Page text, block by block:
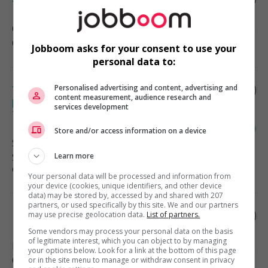
Ottawa
Comptabilité, finance et assurance
Travailleur social /travailleuse sociale
pour le programme d’aide aux employés
télétravail
Saint-Jérôme
Services sociaux, sciences sociales
et éducation
Planificateur financier
Laval, QC
Comptabilité, finance et assurance
Jobboom asks for your consent to use your
personal data to:
Personalised advertising and content, advertising and
content measurement, audience research and
services development
Store and/or access information on a device
Learn more
Your personal data will be processed and information from
your device (cookies, unique identifiers, and other device
data) may be stored by, accessed by and shared with 207
partners, or used specifically by this site. We and our partners
may use precise geolocation data. List of partners.
Some vendors may process your personal data on the basis
of legitimate interest, which you can object to by managing
your options below. Look for a link at the bottom of this page
or in the site menu to manage or withdraw consent in privacy